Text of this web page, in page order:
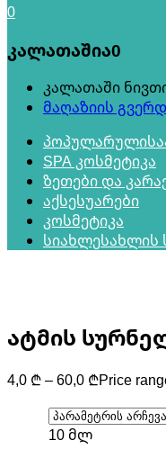
0
კალათაშია0
კალათაში
მაღაზიის
პოპულარული
SPA კოსმეტიკა
ზეთები და
აქსესუარები
კოსმეტიკა
სიახლესახლის
ატმის
4,0 ₾–60,0 ₾Price
10 მლ